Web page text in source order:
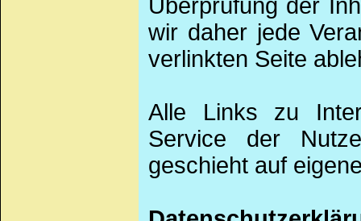
Überprüfung der
wir daher jede
verlinkten Seite
Alle Links zu
Service der
geschieht auf